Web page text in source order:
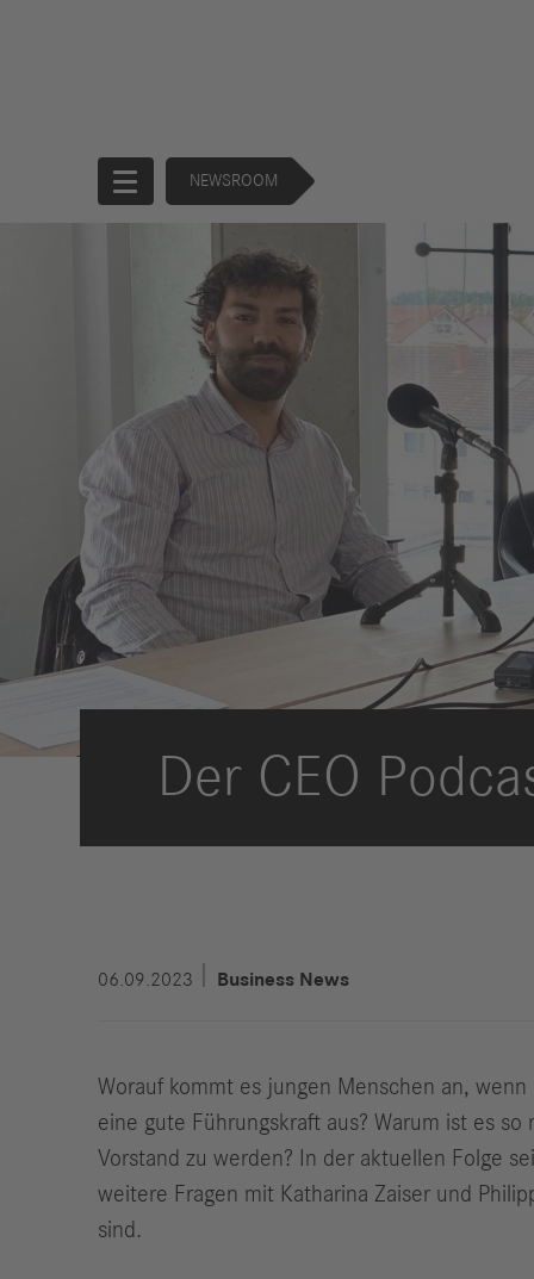
NEWSROOM
Startseite
Unternehmen
Unternehmensführung
130 Years of
Forward
Strategie
Compliance
Historie
Standorte
Produkte
Financial
Services
Events Karriere
Studierende &
Der CEO
06.09.2023 Business News
Worauf kommt es jungen Menschen an,
eine gute Führungskraft aus? Warum ist es
Vorstand zu werden? In der aktuellen Folge
weitere Fragen mit Katharina Zaiser und
sind.